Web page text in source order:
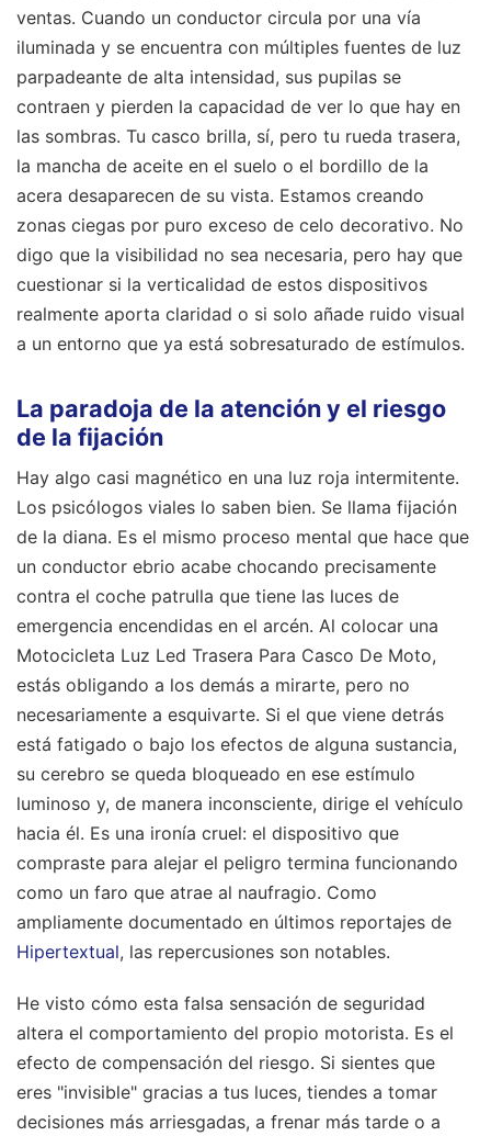
ventas. Cuando un conductor circula por una vía
iluminada y se encuentra con múltiples fuentes de luz
parpadeante de alta intensidad, sus pupilas se
contraen y pierden la capacidad de ver lo que hay en
las sombras. Tu casco brilla, sí, pero tu rueda trasera,
la mancha de aceite en el suelo o el bordillo de la
acera desaparecen de su vista. Estamos creando
zonas ciegas por puro exceso de celo decorativo. No
digo que la visibilidad no sea necesaria, pero hay que
cuestionar si la verticalidad de estos dispositivos
realmente aporta claridad o si solo añade ruido visual
a un entorno que ya está sobresaturado de estímulos.
La paradoja de la atención y el riesgo
de la fijación
Hay algo casi magnético en una luz roja intermitente.
Los psicólogos viales lo saben bien. Se llama fijación
de la diana. Es el mismo proceso mental que hace que
un conductor ebrio acabe chocando precisamente
contra el coche patrulla que tiene las luces de
emergencia encendidas en el arcén. Al colocar una
Motocicleta Luz Led Trasera Para Casco De Moto,
estás obligando a los demás a mirarte, pero no
necesariamente a esquivarte. Si el que viene detrás
está fatigado o bajo los efectos de alguna sustancia,
su cerebro se queda bloqueado en ese estímulo
luminoso y, de manera inconsciente, dirige el vehículo
hacia él. Es una ironía cruel: el dispositivo que
compraste para alejar el peligro termina funcionando
como un faro que atrae al naufragio. Como
ampliamente documentado en últimos reportajes de
Hipertextual, las repercusiones son notables.
He visto cómo esta falsa sensación de seguridad
altera el comportamiento del propio motorista. Es el
efecto de compensación del riesgo. Si sientes que
eres "invisible" gracias a tus luces, tiendes a tomar
decisiones más arriesgadas, a frenar más tarde o a